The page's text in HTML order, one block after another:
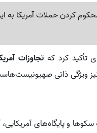
کردن حملات آمریکا به
تأکید کرد که تجاوزات
ویژگی ذاتی
و پایگاه‌های